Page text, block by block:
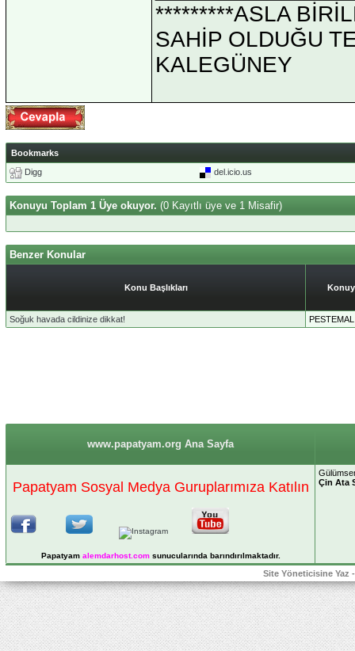
*********ASLA
SAHİP OLDUĞU
KALEGÜNEY
Bookmarks
Digg
del.icio.us
Konuyu Toplam 1 Üye okuyor. (0 Kayıtlı üye ve 1 Misafir)
Benzer Konular
Konu Başlıkları
Soğuk havada cildinize dikkat! PESTEMAL
www.papatyam.org Ana Sayfa
Papatyam Sosyal Medya Guruplarımıza Katılın
Papatyam alemdarhost.comsunucularında barındırılmaktadır.
Çin Ata
Site Yöneticisine Yaz